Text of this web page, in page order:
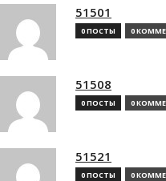
51501
0 ПОСТЫ 0
51508
0 ПОСТЫ 0
51521
0 ПОСТЫ 0